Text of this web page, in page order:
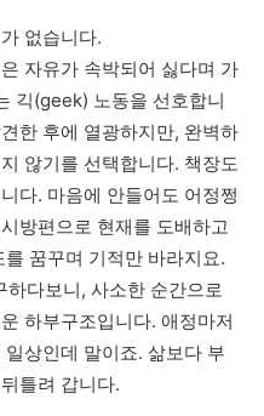
없습니다.
자유가 속박되어 싫다며 가
긱(geek) 노동을 선호합니
한 후에 열광하지만, 완벽하
않기를 선택합니다. 책장도
다. 마음에 안들어도 어정쩡
방편으로 현재를 도배하고
를 꿈꾸며 기적만 바라지요.
하다보니, 사소한 순간으로
하부구조입니다. 애정마저
일상인데 말이죠. 삶보다 부
뒤틀려 갑니다.